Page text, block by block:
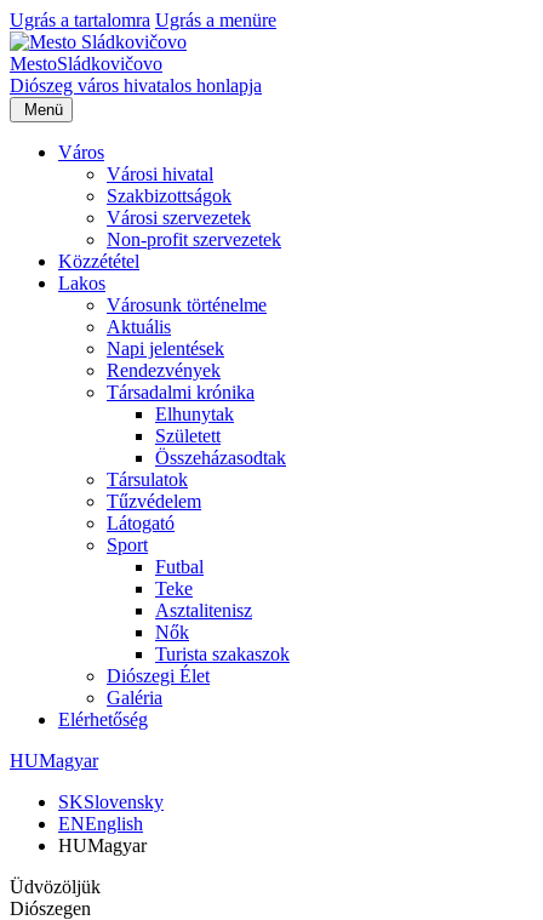
Ugrás a tartalomra Ugrás a menüre
MestoSládkovičovo
Diószeg város hivatalos honlapja
Menü
Város
Városi hivatal
Szakbizottságok
Városi szervezetek
Non-profit szervezetek
Közzététel
Lakos
Városunk történelme
Aktuális
Napi jelentések
Rendezvények
Társadalmi krónika
Elhunytak
Született
Összeházasodtak
Társulatok
Tűzvédelem
Látogató
Sport
Futbal
Teke
Asztalitenisz
Nők
Turista szakaszok
Diószegi Élet
Galéria
Elérhetőség
HUMagyar
SKSlovensky
ENEnglish
HUMagyar
Üdvözöljük
Diószegen